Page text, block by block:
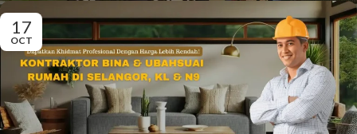
17
OCT